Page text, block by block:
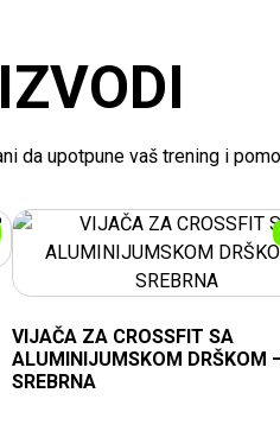
da upotpune vaš trening i
VIJAČA ZA CROSSFIT SA
ALUMINIJUMSKOM DRŠKOM
SREBRNA